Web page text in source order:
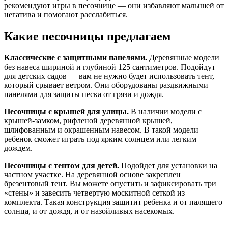
рекомендуют игры в песочнице — они избавляют малышей от
негатива и помогают расслабиться.
Какие песочницы предлагаем
Классические с защитными панелями. Деревянные модели
без навеса шириной и глубиной 125 сантиметров. Подойдут
для детских садов — вам не нужно будет использовать тент,
который срывает ветром. Они оборудованы раздвижными
панелями для защиты песка от грязи и дождя.
Песочницы с крышей для улицы. В наличии модели с
крышей-замком, рифленой деревянной крышей,
шлифованным и окрашенным навесом. В такой модели
ребенок сможет играть под ярким солнцем или легким
дождем.
Песочницы с тентом для детей. Подойдет для установки на
частном участке. На деревянной основе закреплен
брезентовый тент. Вы можете опустить и зафиксировать три
«стены» и завесить четвертую москитной сеткой из
комплекта. Такая конструкция защитит ребенка и от палящего
солнца, и от дождя, и от назойливых насекомых.